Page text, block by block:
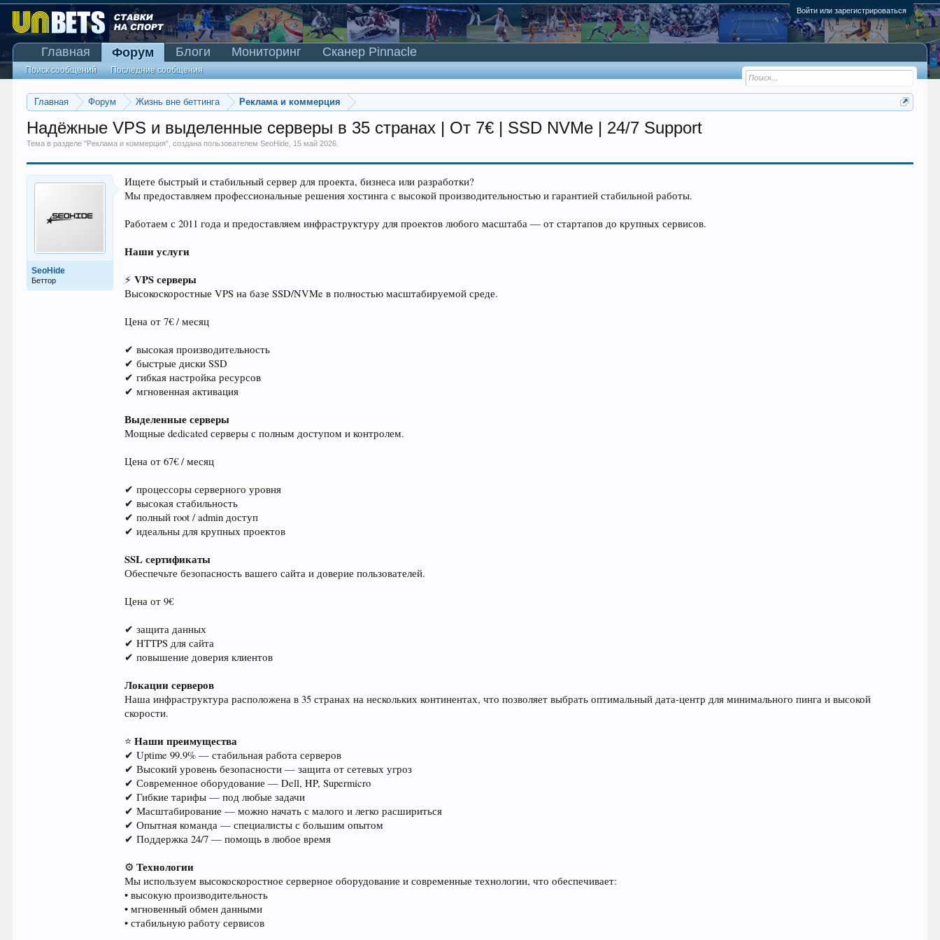
Войти или зарегистрироваться
Главная Форум Жизнь вне беттинга Реклама и коммерция
Надёжные VPS и выделенные серверы в 35 странах | От 7€ | SSD NVMe | 24/7 Support
Тема в разделе "Реклама и коммерция", создана пользователемSeoHide 15 май 2026
SeoHide
Беттор
Ищете быстрый и стабильный сервер для проекта, бизнеса или разработки?
Мы предоставляем профессиональные решения хостинга с высокой производительностью и гарантией стабильной работы.
Работаем с 2011 года и предоставляем инфраструктуру для проектов любого масштаба — от стартапов до крупных сервисов.
Наши услуги
⚡VPS серверы
Высокоскоростные VPS на базе SSD/NVMe в полностью масштабируемой среде.
Цена от 7€ / месяц
✔ высокая производительность
✔ быстрые диски SSD
✔ гибкая настройка ресурсов
✔ мгновенная активация
Выделенные серверы
Мощные dedicated серверы с полным доступом и контролем.
Цена от 67€ / месяц
✔ процессоры серверного уровня
✔ высокая стабильность
✔ полный root / admin доступ
✔ идеальны для крупных проектов
SSL сертификаты
Обеспечьте безопасность вашего сайта и доверие пользователей.
Цена от 9€
✔ защита данных
✔ HTTPS для сайта
✔ повышение доверия клиентов
Локации серверов
Наша инфраструктура расположена в 35 странах на нескольких континентах, что позволяет выбрать оптимальный дата-центр для минимального пинга и высокой
скорости.
⭐Наши преимущества
✔ Uptime 99.9% — стабильная работа серверов
✔ Высокий уровень безопасности — защита от сетевых угроз
✔ Современное оборудование — Dell, HP, Supermicro
✔ Гибкие тарифы — под любые задачи
✔ Масштабирование — можно начать с малого и легко расшириться
✔ Опытная команда — специалисты с большим опытом
✔ Поддержка 24/7 — помощь в любое время
⚙Технологии
Мы используем высокоскоростное серверное оборудование и современные технологии, что обеспечивает:
• высокую производительность
• мгновенный обмен данными
• стабильную работу сервисов
Главная Форум
Поиск сообщений Последние сообщения
Блоги Мониторинг Сканер Pinnacle